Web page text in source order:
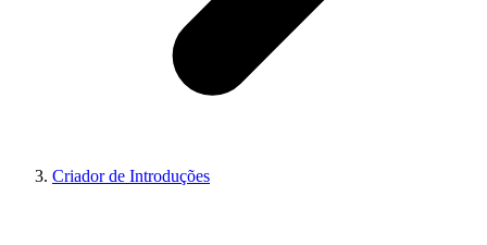
Criador de Introduções